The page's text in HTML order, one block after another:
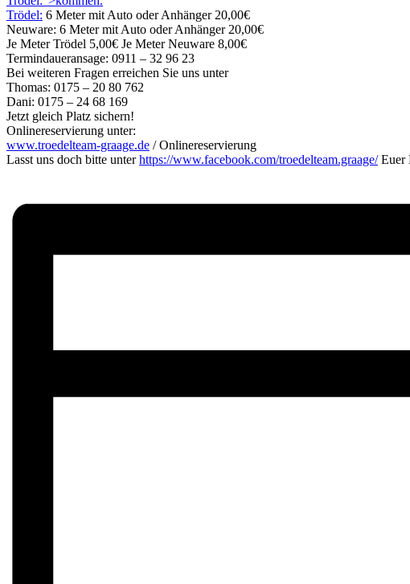
Trödel: 6 Meter mit Auto oder Anhänger 20,00€
Neuware: 6 Meter mit Auto oder Anhänger 20,00€
Je Meter Trödel 5,00€ Je Meter Neuware 8,00€
Termindaueransage: 0911 – 32 96 23
Bei weiteren Fragen erreichen Sie uns unter
Thomas: 0175 – 20 80 762
Dani: 0175 – 24 68 169
Jetzt gleich Platz sichern!
Onlinereservierung unter:
www.troedelteam-graage.de / Onlinereservierung
Lasst uns doch bitte unterhttps://www.facebook.com/troedelteam.graage/Euer